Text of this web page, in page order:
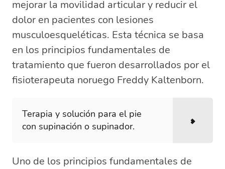
mejorar la movilidad articular y reducir el
dolor en pacientes con lesiones
musculoesqueléticas. Esta técnica se basa
en los principios fundamentales de
tratamiento que fueron desarrollados por el
fisioterapeuta noruego Freddy Kaltenborn.
Terapia y solución para el pie
con supinación o supinador.
Uno de los principios fundamentales de